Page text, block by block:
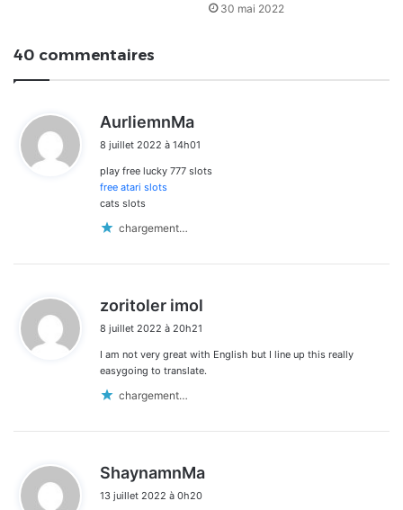
30 mai 2022
40 commentaires
AurliemnMa
t
8 juillet 2022 à 14h01
play free lucky 777 slots
free atari slots
cats slots
chargement…
zoritoler imol
:
8 juillet 2022 à 20h21
I am not very great with English but I line up this really
easygoing to translate.
chargement…
ShaynamnMa
13 juillet 2022 à 0h20